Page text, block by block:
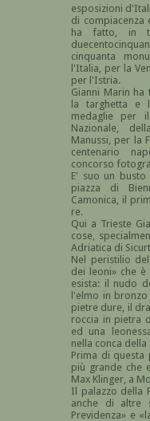
esposizioni
di compiacenza
ha fatto, in
cinquanta
l'Italia, per la
per l'Istria.
Gianni Marin ha
la targhetta e
medaglie per
Nazionale,
Manussi, per la
centenario
concorso
E' suo un
piazza di
Camonica, il
re.
Qui a Trieste
cose,
Adriatica di
Nel peristilio
dei leoni» che
esista: il nudo
l'elmo in
pietre dure, il
roccia in pietra
ed una
nella conca
Prima di questa
più grande che
Max Klinger, a
Il palazzo della
anche di altre
Previdenza» e